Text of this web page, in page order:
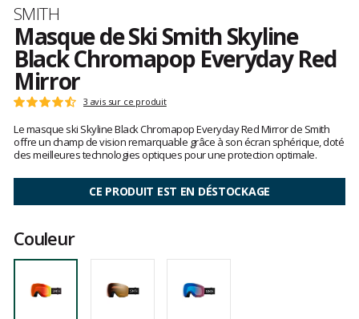
Marque
SMITH
Masque de Ski Smith Skyline
Black Chromapop Everyday Red
Mirror
Les
clients
Note
:
4.6
sur
3 avis sur ce produit
Le masque ski Skyline Black Chromapop Everyday Red Mirror de Smith
offre un champ de vision remarquable grâce à son écran sphérique, doté
des meilleures technologies optiques pour une protection optimale.
CE PRODUIT EST EN DÉSTOCKAGE
Couleur